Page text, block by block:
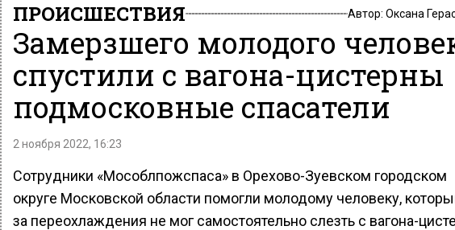
ПРОИСШЕСТВИЯ Автор: Оксана
Замерзшего молодого
спустили с вагона-цистерны
подмосковные спасатели
2 ноября 2022, 16:23
Сотрудники «Мособлпожспаса» в Орехово-Зуевском городском
округе Московской области помогли молодому человеку,
за переохлаждения не мог самостоятельно слезть с вагона-